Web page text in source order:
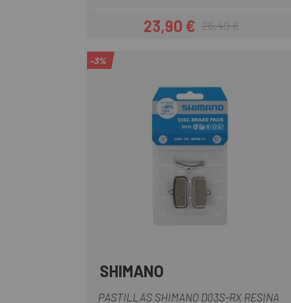
Precio
23,90 €Precio regular
26,49 €
-3%
SHIMANO
PASTILLAS SHIMANO D03S-RX RESINA